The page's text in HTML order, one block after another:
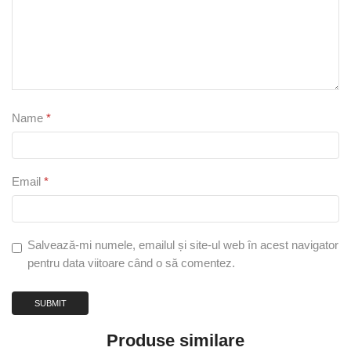
Name *
Email *
Salvează-mi numele, emailul și site-ul web în acest navigator
pentru data viitoare când o să comentez.
Produse similare